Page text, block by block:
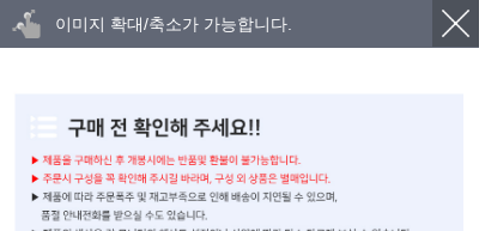
이미지 확대/축소가 가능합니다.